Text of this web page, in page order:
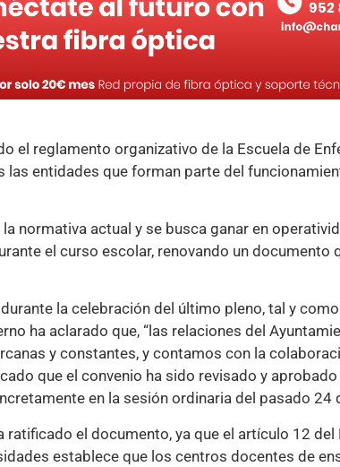
el reglamento organizativo de la Escuela de
las entidades que forman parte del
normativa actual y se busca ganar en
el curso escolar, renovando un documento
la celebración del último pleno, tal y
ha aclarado que, “las relaciones del
y constantes, y contamos con la
que el convenio ha sido revisado y
en la sesión ordinaria del pasado 24
ratificado el documento, ya que el artículo 12
establece que los centros docentes de